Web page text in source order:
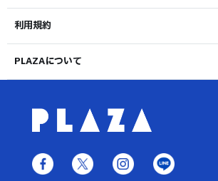
利用規約
PLAZAについて